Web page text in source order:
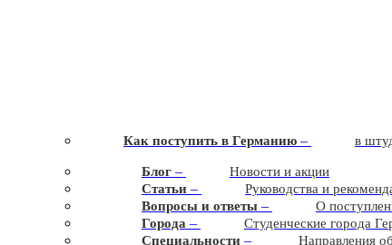
Как поступить в Германию – в
Блог –
Новости и акции
Статьи –
Руководства и
Вопросы и ответы –
О
Города –
Студенческие города
Cпециальности –
Направления